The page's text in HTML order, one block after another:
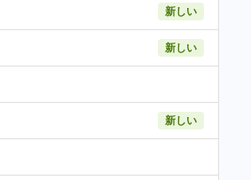
新しい
新しい
新しい